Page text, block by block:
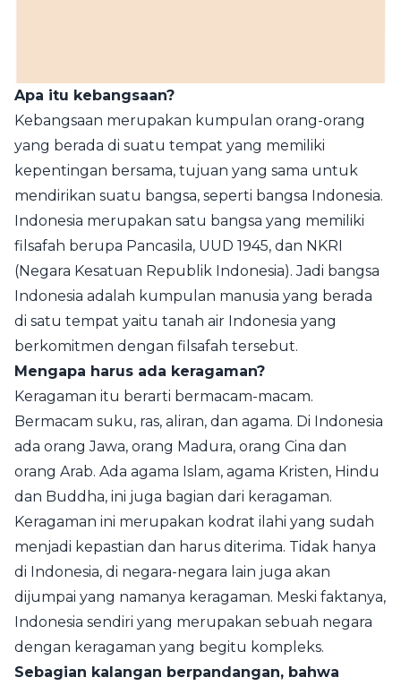
Apa itu kebangsaan?
Kebangsaan merupakan kumpulan orang-orang
yang berada di suatu tempat yang memiliki
kepentingan bersama, tujuan yang sama untuk
mendirikan suatu bangsa, seperti bangsa Indonesia.
Indonesia merupakan satu bangsa yang memiliki
filsafah berupa Pancasila, UUD 1945, dan NKRI
(Negara Kesatuan Republik Indonesia). Jadi bangsa
Indonesia adalah kumpulan manusia yang berada
di satu tempat yaitu tanah air Indonesia yang
berkomitmen dengan filsafah tersebut.
Mengapa harus ada keragaman?
Keragaman itu berarti bermacam-macam.
Bermacam suku, ras, aliran, dan agama. Di Indonesia
ada orang Jawa, orang Madura, orang Cina dan
orang Arab. Ada agama Islam, agama Kristen, Hindu
dan Buddha, ini juga bagian dari keragaman.
Keragaman ini merupakan kodrat ilahi yang sudah
menjadi kepastian dan harus diterima. Tidak hanya
di Indonesia, di negara-negara lain juga akan
dijumpai yang namanya keragaman. Meski faktanya,
Indonesia sendiri yang merupakan sebuah negara
dengan keragaman yang begitu kompleks.
Sebagian kalangan berpandangan, bahwa